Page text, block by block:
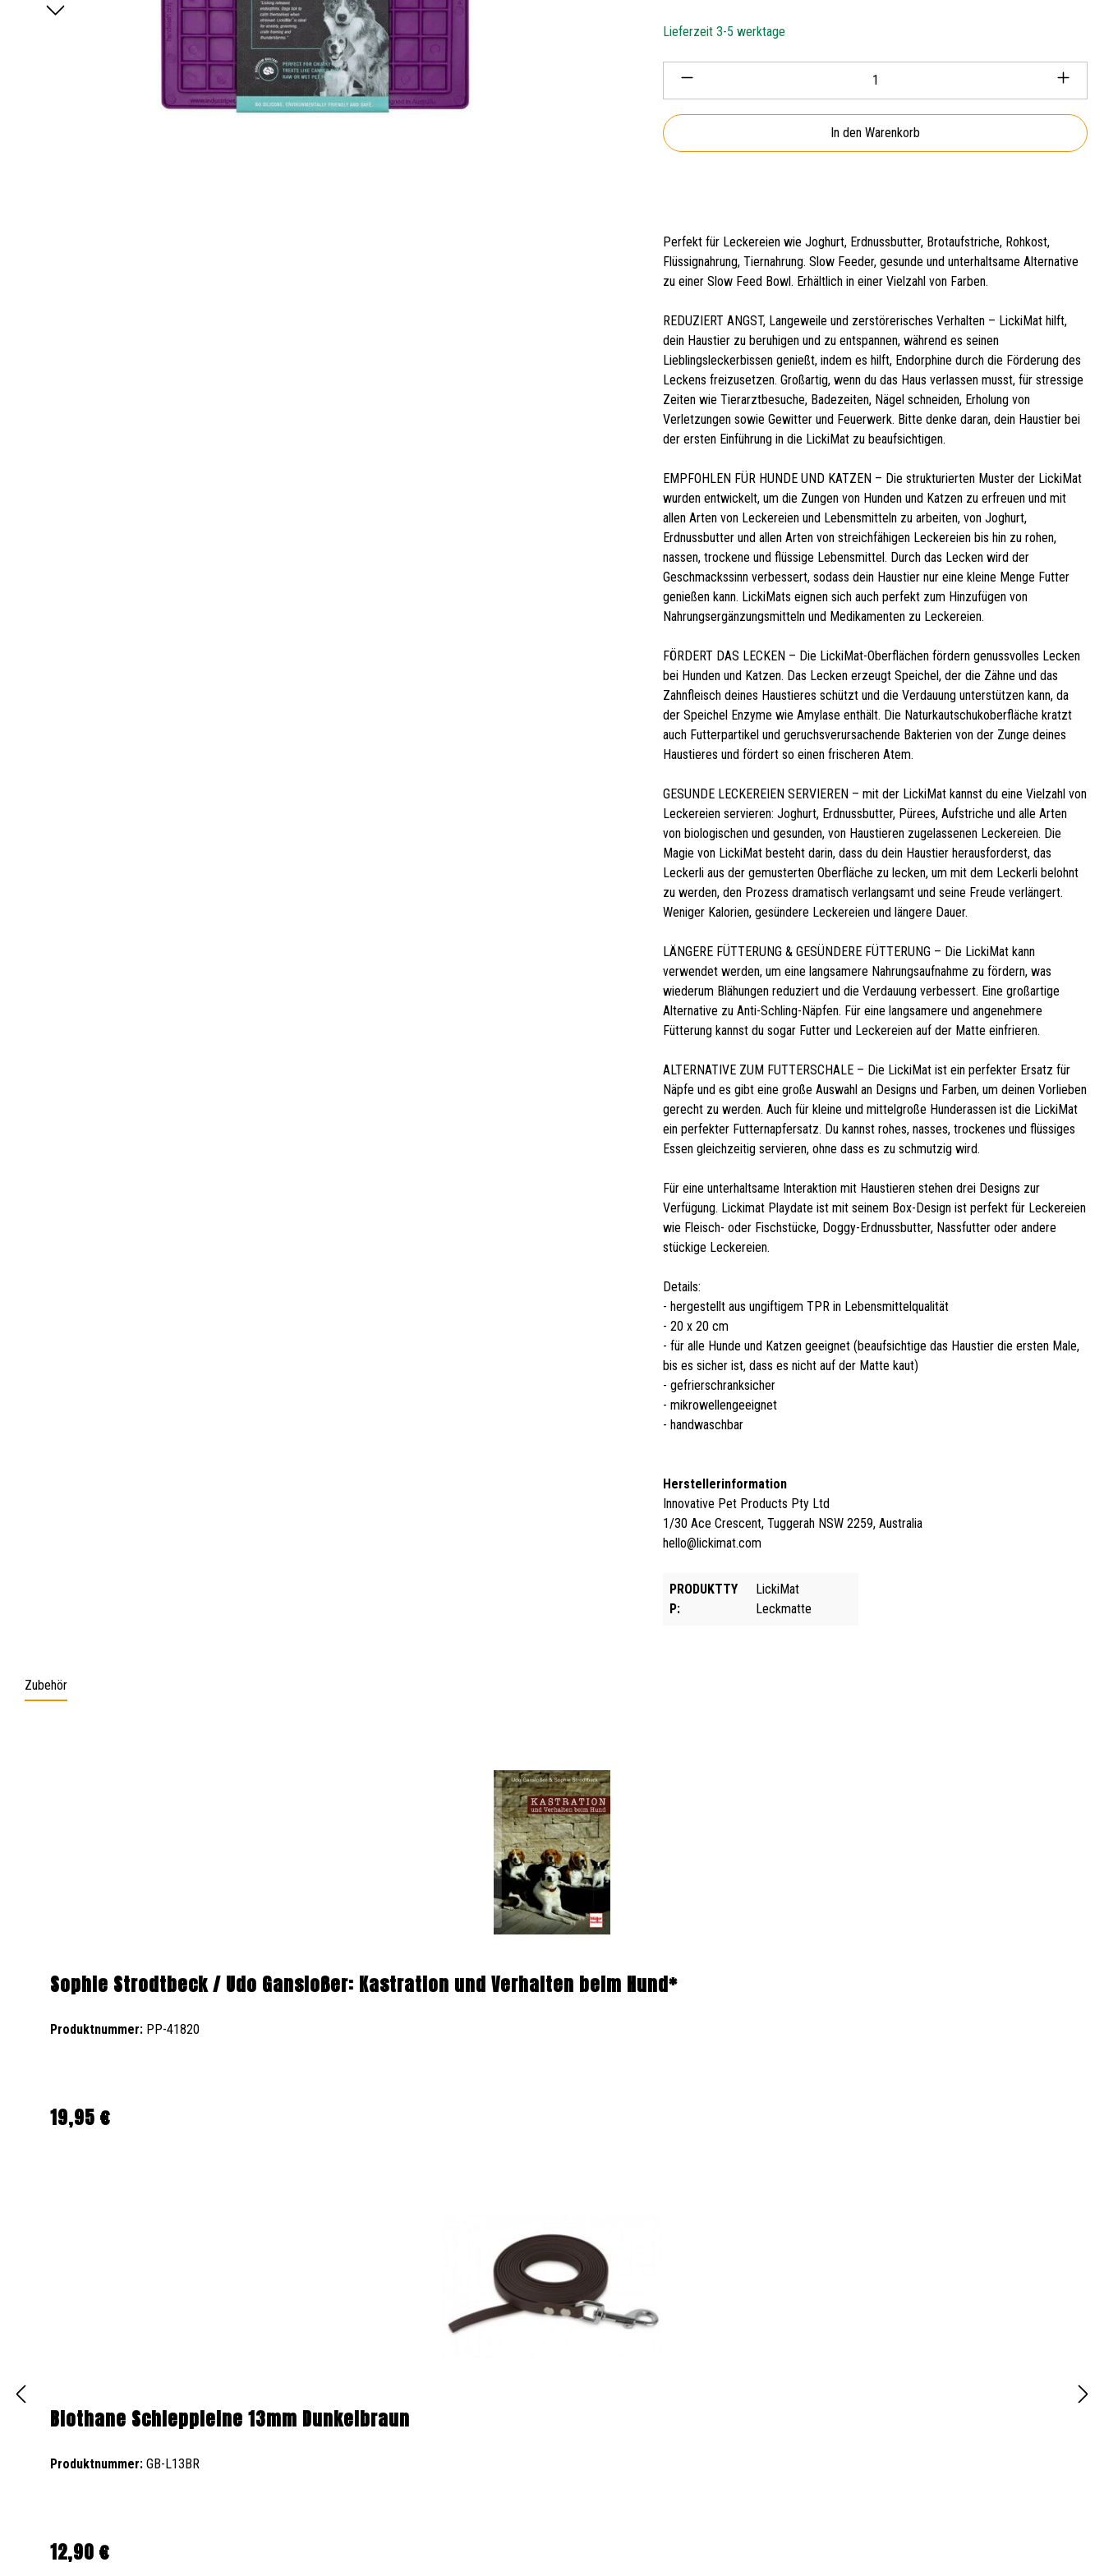
Lieferzeit 3-5 werktage
Produkt Anzahl: Gib den gewünschten Wert ein oder
In den Warenkorb
Perfekt für Leckereien wie Joghurt, Erdnussbutter, Brotaufstriche, Rohkost,
Flüssignahrung, Tiernahrung. Slow Feeder, gesunde und unterhaltsame Alternative
zu einer Slow Feed Bowl. Erhältlich in einer Vielzahl von Farben.
REDUZIERT ANGST, Langeweile und zerstörerisches Verhalten – LickiMat hilft,
dein Haustier zu beruhigen und zu entspannen, während es seinen
Lieblingsleckerbissen genießt, indem es hilft, Endorphine durch die Förderung des
Leckens freizusetzen. Großartig, wenn du das Haus verlassen musst, für stressige
Zeiten wie Tierarztbesuche, Badezeiten, Nägel schneiden, Erholung von
Verletzungen sowie Gewitter und Feuerwerk. Bitte denke daran, dein Haustier bei
der ersten Einführung in die LickiMat zu beaufsichtigen.
EMPFOHLEN FÜR HUNDE UND KATZEN – Die strukturierten Muster der LickiMat
wurden entwickelt, um die Zungen von Hunden und Katzen zu erfreuen und mit
allen Arten von Leckereien und Lebensmitteln zu arbeiten, von Joghurt,
Erdnussbutter und allen Arten von streichfähigen Leckereien bis hin zu rohen,
nassen, trockene und flüssige Lebensmittel. Durch das Lecken wird der
Geschmackssinn verbessert, sodass dein Haustier nur eine kleine Menge Futter
genießen kann. LickiMats eignen sich auch perfekt zum Hinzufügen von
Nahrungsergänzungsmitteln und Medikamenten zu Leckereien.
FÖRDERT DAS LECKEN – Die LickiMat-Oberflächen fördern genussvolles Lecken
bei Hunden und Katzen. Das Lecken erzeugt Speichel, der die Zähne und das
Zahnfleisch deines Haustieres schützt und die Verdauung unterstützen kann, da
der Speichel Enzyme wie Amylase enthält. Die Naturkautschukoberfläche kratzt
auch Futterpartikel und geruchsverursachende Bakterien von der Zunge deines
Haustieres und fördert so einen frischeren Atem.
GESUNDE LECKEREIEN SERVIEREN – mit der LickiMat kannst du eine Vielzahl von
Leckereien servieren: Joghurt, Erdnussbutter, Pürees, Aufstriche und alle Arten
von biologischen und gesunden, von Haustieren zugelassenen Leckereien. Die
Magie von LickiMat besteht darin, dass du dein Haustier herausforderst, das
Leckerli aus der gemusterten Oberfläche zu lecken, um mit dem Leckerli belohnt
zu werden, den Prozess dramatisch verlangsamt und seine Freude verlängert.
Weniger Kalorien, gesündere Leckereien und längere Dauer.
LÄNGERE FÜTTERUNG & GESÜNDERE FÜTTERUNG – Die LickiMat kann
verwendet werden, um eine langsamere Nahrungsaufnahme zu fördern, was
wiederum Blähungen reduziert und die Verdauung verbessert. Eine großartige
Alternative zu Anti-Schling-Näpfen. Für eine langsamere und angenehmere
Fütterung kannst du sogar Futter und Leckereien auf der Matte einfrieren.
ALTERNATIVE ZUM FUTTERSCHALE – Die LickiMat ist ein perfekter Ersatz für
Näpfe und es gibt eine große Auswahl an Designs und Farben, um deinen Vorlieben
gerecht zu werden. Auch für kleine und mittelgroße Hunderassen ist die LickiMat
ein perfekter Futternapfersatz. Du kannst rohes, nasses, trockenes und flüssiges
Essen gleichzeitig servieren, ohne dass es zu schmutzig wird.
Für eine unterhaltsame Interaktion mit Haustieren stehen drei Designs zur
Verfügung. Lickimat Playdate ist mit seinem Box-Design ist perfekt für Leckereien
wie Fleisch- oder Fischstücke, Doggy-Erdnussbutter, Nassfutter oder andere
stückige Leckereien.
Details:
- hergestellt aus ungiftigem TPR in Lebensmittelqualität
- 20 x 20 cm
- für alle Hunde und Katzen geeignet (beaufsichtige das Haustier die ersten Male,
bis es sicher ist, dass es nicht auf der Matte kaut)
- gefrierschranksicher
- mikrowellengeeignet
- handwaschbar
Herstellerinformation
Innovative Pet Products Pty Ltd
1/30 Ace Crescent, Tuggerah NSW 2259, Australia
hello@lickimat.com
PRODUKTTY
P:
LickiMat
Leckmatte
Zubehör
Sophie Strodtbeck / Udo Gansloßer: Kastration und Verhalten beim Hund*
Produktnummer: PP-41820
Regulärer Preis:
19,95 €
Biothane Schleppleine 13mm Dunkelbraun
Produktnummer: GB-L13BR
Regulärer Preis:
12,90 €